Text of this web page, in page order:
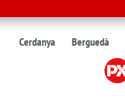
Cerdanya Berguedà